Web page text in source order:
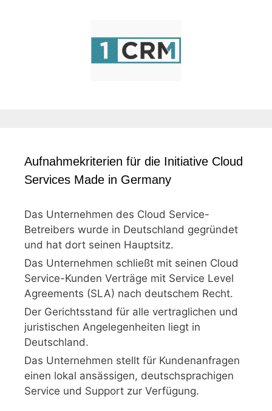
Aufnahmekriterien für die Initiative Cloud
Services Made in Germany
Das Unternehmen des Cloud Service-
Betreibers wurde in Deutschland gegründet
und hat dort seinen Hauptsitz.
Das Unternehmen schließt mit seinen Cloud
Service-Kunden Verträge mit Service Level
Agreements (SLA) nach deutschem Recht.
Der Gerichtsstand für alle vertraglichen und
juristischen Angelegenheiten liegt in
Deutschland.
Das Unternehmen stellt für Kundenanfragen
einen lokal ansässigen, deutschsprachigen
Service und Support zur Verfügung.